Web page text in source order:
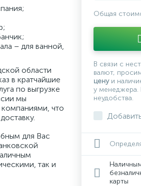
– для ванной,
области
в кратчайшие
по выгрузке
мы
что
для Вас
так и
Общая
В связи с
валют,
ценуи
у менеджера.
неудобства.
карты